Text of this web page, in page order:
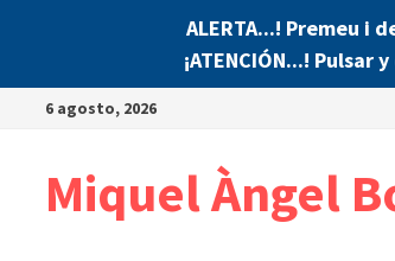
ALERTA...! Premeu i
¡ATENCIÓN...!
Saltar6 agosto, 2026
Miquel Àngel